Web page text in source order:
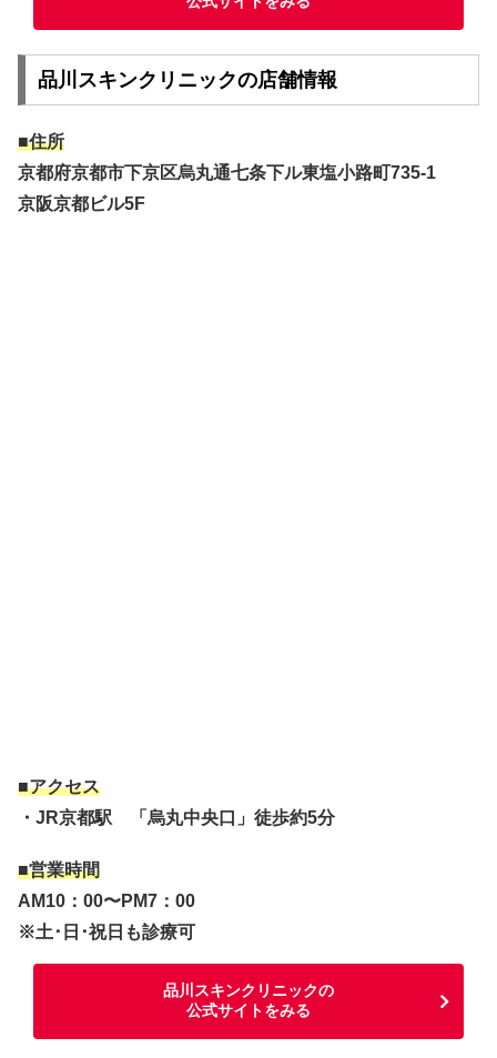
品川スキンクリニックの店舗情報
■住所
京都府京都市下京区烏丸通七条下ル東塩小路町735-1
京阪京都ビル5F
■アクセス
・JR京都駅 「烏丸中央口」徒歩約5分
■営業時間
AM10：00〜PM7：00
※土･日･祝日も診療可
品川スキンクリニックの
公式サイトをみる